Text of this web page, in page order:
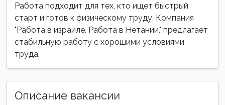
Работа подходит для тех, кто ищет быстрый
старт и готов к физическому труду. Компания
"Работа в израиле. Работа в Нетании." предлагает
стабильную работу с хорошими условиями
труда.
Описание вакансии